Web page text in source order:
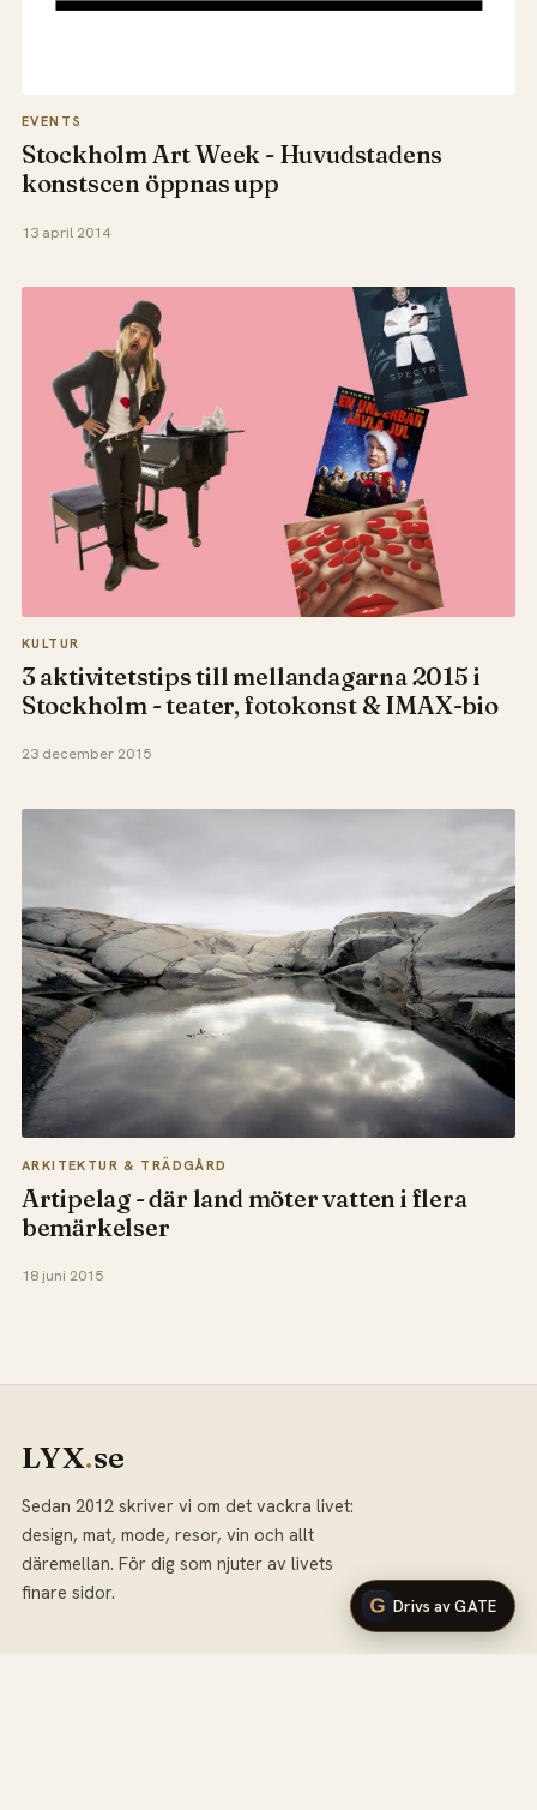
EVENTS
Stockholm Art Week - Huvudstadens
konstscen öppnas upp
13 april 2014
KULTUR
3 aktivitetstips till mellandagarna 2015 i
Stockholm - teater, fotokonst & IMAX-bio
23 december 2015
ARKITEKTUR & TRÄDGÅRD
Artipelag - där land möter vatten i flera
bemärkelser
18 juni 2015
LYX.se
Sedan 2012 skriver vi om det vackra livet:
design, mat, mode, resor, vin och allt
däremellan. För dig som njuter av livets
finare sidor.
Drivs av GATE